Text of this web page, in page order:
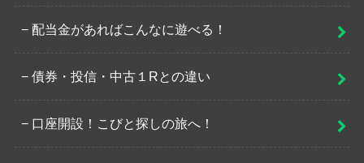
配当金があればこんなに遊べる！
債券・投信・中古１Rとの違い
口座開設！こびと探しの旅へ！